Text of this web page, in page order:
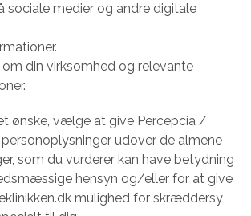
sociale medier og andre digitale
din virksomhed og relevante
ønske, vælge at give Percepcia /
personoplysninger udover de almene
som du vurderer kan have betydning
hensyn og/eller for at give
mulighed for skræddersy